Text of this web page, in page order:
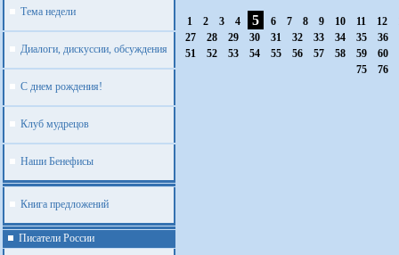
Тема недели
Диалоги, дискуссии, обсуждения
С днем рождения!
Клуб мудрецов
Наши Бенефисы
Книга предложений
Писатели России
1 2 3 4 5 6 7 8 9 10 11 12
27
28 29 30 31 32 33 34 35 36
51
52 53 54 55 56 57 58 59 60
75
76